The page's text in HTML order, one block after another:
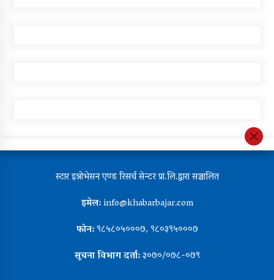
स्टार इन्नोभेसन एण्ड रिसर्च सेन्टर प्रा.लि.द्वारा सञ्चालित
इमेल:info@khabarbajar.com
फोन:९८५८०५०००७, ९८०३९५०००७
सूचना विभाग दर्ता:३०७०/०७८-०७९